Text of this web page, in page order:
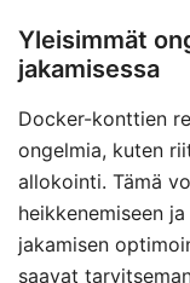
Yleisimmät
jakamisessa
Docker-konttien
ongelmia, kuten
allokointi. Tämä
heikkenemiseen
jakamisen
saavat